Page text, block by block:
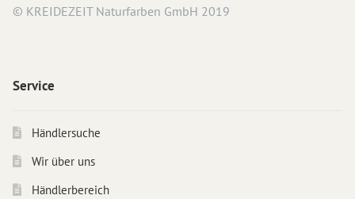
© KREIDEZEIT Naturfarben GmbH 2019
Service
Händlersuche
Wir über uns
Händlerbereich